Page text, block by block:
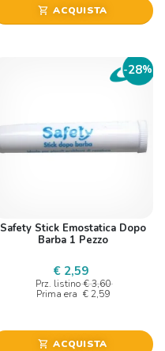
shopping_cart ACQUISTA
-28%
Safety Stick Emostatica Dopo
Barba 1 Pezzo
€ 2,59
Prz. listino € 3,60
Prima era € 2,59
shopping_cart ACQUISTA